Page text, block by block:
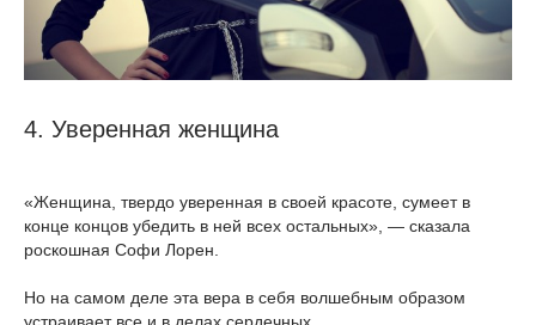
4. Уверенная женщина
«Женщина, твердо уверенная в своей красоте, сумеет в
конце концов убедить в ней всех остальных», — сказала
роскошная Софи Лорен.
Но на самом деле эта вера в себя волшебным образом